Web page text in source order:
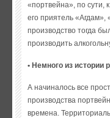
«портвейна», по сути,
его приятель
производство тогда
производить
• Немного из истории
А начиналось все
производства
времена.